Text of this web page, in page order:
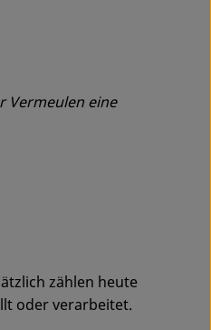
Vermeulen eine
zählen heute
oder verarbeitet.